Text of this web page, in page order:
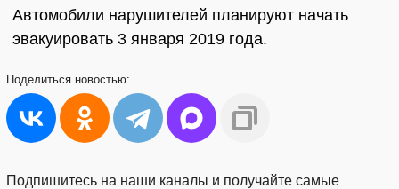
Автомобили нарушителей планируют начать
эвакуировать 3 января 2019 года.
Поделиться новостью:
Подпишитесь на наши каналы и получайте самые